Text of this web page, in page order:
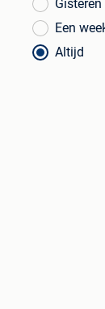
Gisteren
Een
Altijd